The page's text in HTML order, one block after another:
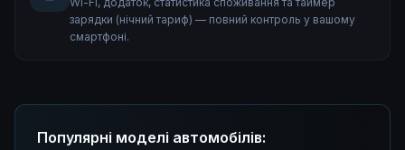
зарядки (нічний тариф) — повний контроль у вашому
смартфоні.
Популярні моделі автомобілів: